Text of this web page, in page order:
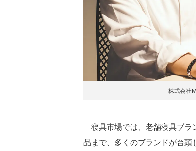
株式会社
寝具市場では、老舗寝具ブラ
品まで、多くのブランドが台